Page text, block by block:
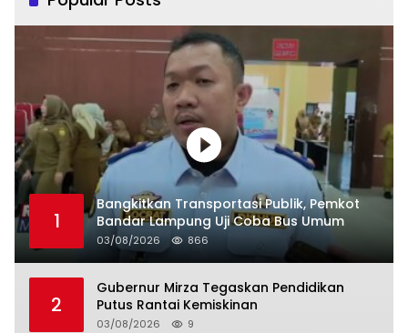
1
Bangkitkan Transportasi Publik, Pemkot
Bandar Lampung Uji Coba Bus Umum
03/08/2026 866
2
Gubernur Mirza Tegaskan Pendidikan
Putus Rantai Kemiskinan
03/08/2026 9